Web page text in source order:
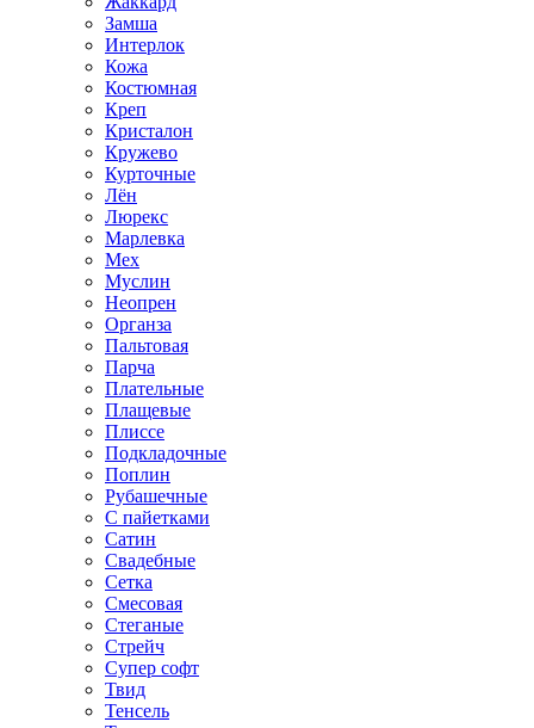
Замша
Интерлок
Кожа
Костюмная
Креп
Кристалон
Кружево
Курточные
Лён
Люрекс
Марлевка
Мех
Муслин
Неопрен
Органза
Пальтовая
Парча
Плательные
Плащевые
Плиссе
Подкладочные
Поплин
Рубашечные
С пайетками
Сатин
Свадебные
Сетка
Смесовая
Стеганые
Стрейч
Супер софт
Твид
Тенсель